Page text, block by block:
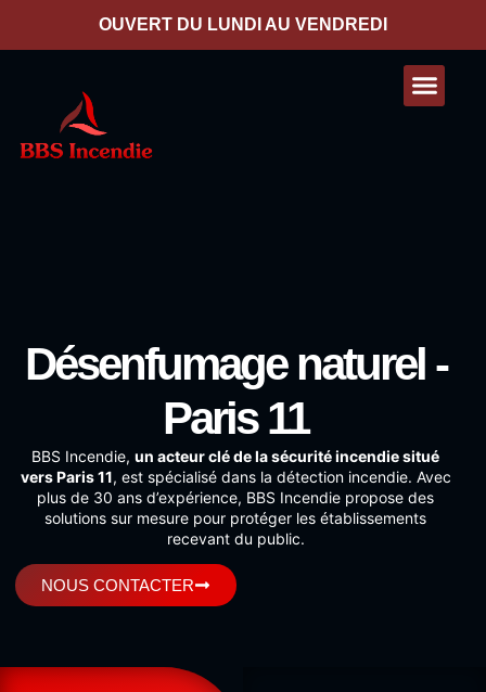
OUVERT DU LUNDI AU VENDREDI
Désenfumage naturel -
Paris 11
BBS Incendie, un acteur clé de la sécurité incendie situé
vers Paris 11, est spécialisé dans la détection incendie. Avec
plus de 30 ans d’expérience, BBS Incendie propose des
solutions sur mesure pour protéger les établissements
recevant du public.
NOUS CONTACTER